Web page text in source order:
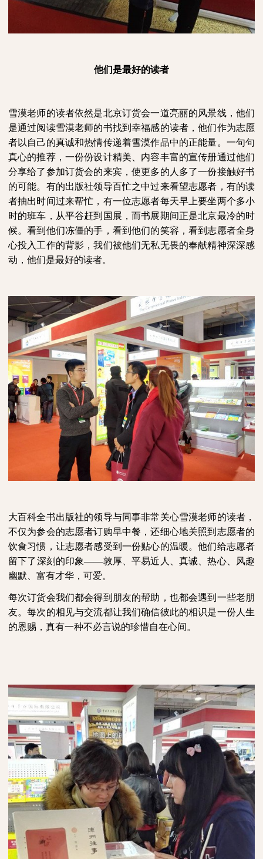
他们是最好的读者
雪漠老师的读者依然是北京订货会一道亮丽的风景线，他们
是通过阅读雪漠老师的书找到幸福感的读者，他们作为志愿
者以自己的真诚和热情传递着雪漠作品中的正能量。一句句
真心的推荐，一份份设计精美、内容丰富的宣传册通过他们
分享给了参加订货会的来宾，使更多的人多了一份接触好书
的可能。 有的出版社领导百忙之中过来看望志愿者，有的读
者抽出时间过来帮忙，有一位志愿者每天早上要坐两个多小
时的班车，从平谷赶到国展，而书展期间正是北京最冷的时
候。看到他们冻僵的手，看到他们的笑容，看到志愿者全身
心投入工作的背影，我们被他们无私无畏的奉献精神深深感
动，他们是最好的读者。
大百科全书出版社的领导与同事非常关心雪漠老师的读者，
不仅为参会的志愿者订购早中餐，还细心地关照到志愿者的
饮食习惯，让志愿者感受到一份贴心的温暖。他们给志愿者
留下了深刻的印象——敦厚、平易近人、真诚、热心、风趣
幽默、富有才华，可爱。
每次订货会我们都会得到朋友的帮助，也都会遇到一些老朋
友。每次的相见与交流都让我们确信彼此的相识是一份人生
的恩赐，真有一种不必言说的珍惜自在心间。